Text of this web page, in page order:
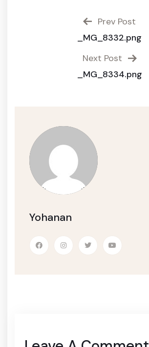
Prev Post
_MG_8332.png
Next Post
_MG_8334.png
Yohanan